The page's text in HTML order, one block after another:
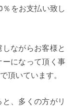
をお支払い致し
ながらお客様と
になって頂く事
頂いています。
、多くの方がリ